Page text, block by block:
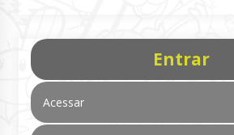
Entrar
Acessar